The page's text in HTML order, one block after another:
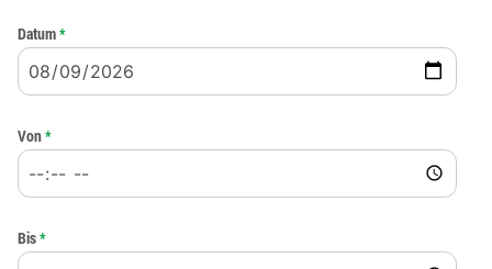
Datum*
Von*
Bis*